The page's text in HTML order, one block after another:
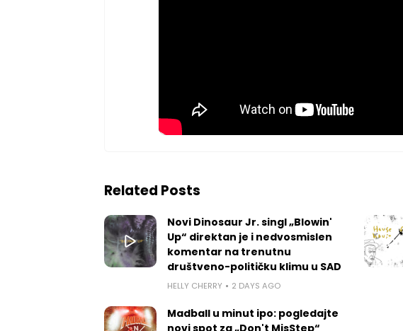
Related Posts
Novi Dinosaur Jr. singl „Blowin'
Up“ direktan je i nedvosmislen
komentar na trenutnu
društveno-političku klimu u SAD
HELLY CHERRY 2 DAYS AGO
Madball u minut ipo: pogledajte